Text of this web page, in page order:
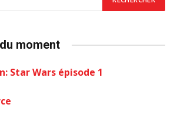
moment
Star Wars épisode 1